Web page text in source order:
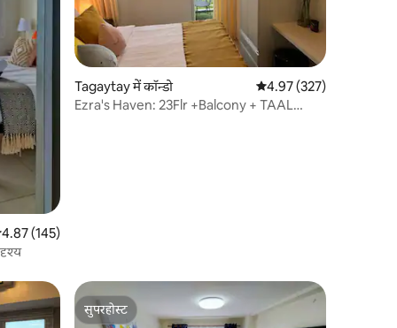
रेटिंग 5 में से 4.87, 145 समीक्षाएँ
4.87 (145)
Tagaytay में कॉन्डो औसत रेटिंग 5 में से 4.97,
4.97 (327)
Ezra's Haven: 23Flr +Balcony + TAAL
सुपरहोस्ट
सुपरहोस्ट